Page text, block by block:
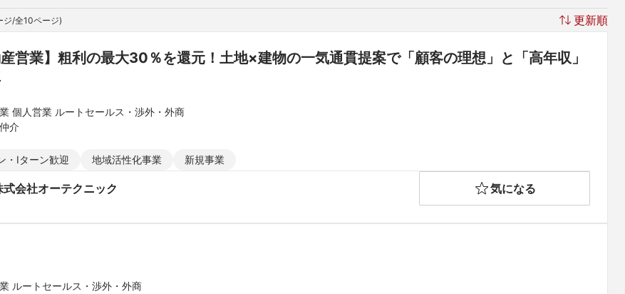
ジ/全10ページ) 更新順
産営業】粗利の最大30％を還元！土地×建物の一気通貫提案で「顧客の理想」と「高年収」
個人営業 ルートセールス・渉外・外商
介
・Iターン歓迎
地域活性化事業 新規事業
式会社オーテクニック 気になる
ルートセールス・渉外・外商